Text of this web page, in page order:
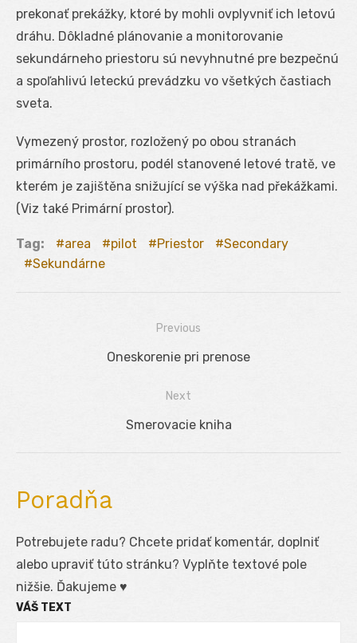
prekonať prekážky, ktoré by mohli ovplyvniť ich letovú
dráhu. Dôkladné plánovanie a monitorovanie
sekundárneho priestoru sú nevyhnutné pre bezpečnú
a spoľahlivú leteckú prevádzku vo všetkých častiach
sveta.
Vymezený prostor, rozložený po obou stranách
primárního prostoru, podél stanovené letové tratě, ve
kterém je zajištěna snižující se výška nad překážkami.
(Viz také Primární prostor).
Tag: area pilot Priestor
Secondary
Sekundárne
Navigácia
Previous
Previous
Oneskorenie pri prenose
Next
Next
Smerovacie kniha
Poradňa
Potrebujete radu? Chcete pridať komentár, doplniť
alebo upraviť túto stránku? Vyplňte textové pole
nižšie. Ďakujeme ♥
VÁŠ TEXT